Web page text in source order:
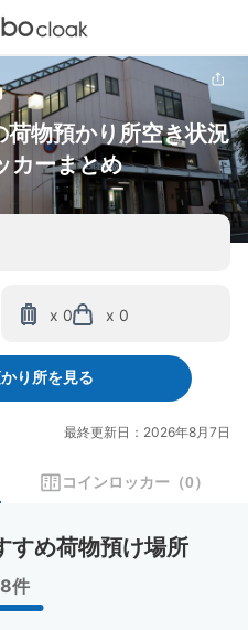
物預かり所空き状況
カーまとめ
x 0 x 0
り所を見る
最終更新日：2026年8月7日
コインロッカー （0）
すめ荷物預け場所
8件